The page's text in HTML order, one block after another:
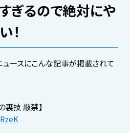
ぎるので絶対にや
！
ュースにこんな記事が掲載されて
裏技 厳禁】